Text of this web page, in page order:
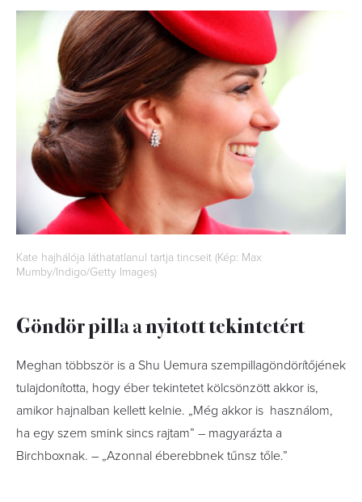
Kate hajhálója láthatatlanul tartja tincseit (Kép: Max
Mumby/Indigo/Getty Images)
Göndör pilla a nyitott tekintetért
Meghan többször is a Shu Uemura szempillagöndörítőjének
tulajdonította, hogy éber tekintetet kölcsönzött akkor is,
amikor hajnalban kellett kelnie. „Még akkor is használom,
ha egy szem smink sincs rajtam” – magyarázta a
Birchboxnak. – „Azonnal éberebbnek tűnsz tőle.”